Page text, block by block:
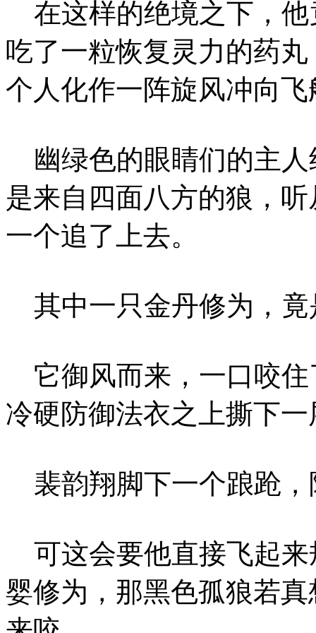
在这样的绝境之下，他
吃了一粒恢复灵力的药
个人化作一阵旋风冲向飞
幽绿色的眼睛们的主人
是来自四面八方的狼，
一个追了上去。
其中一只金丹修为，竟
它御风而来，一口咬住
冷硬防御法衣之上撕下
裴韵翔脚下一个踉跄，
可这会要他直接飞起来
婴修为，那黑色孤狼若